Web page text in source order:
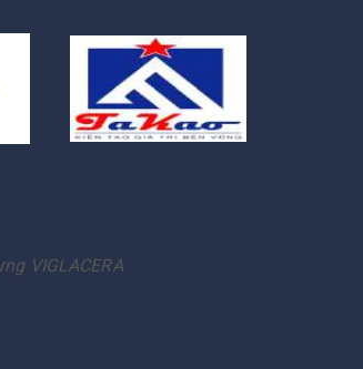
VIGLACERA